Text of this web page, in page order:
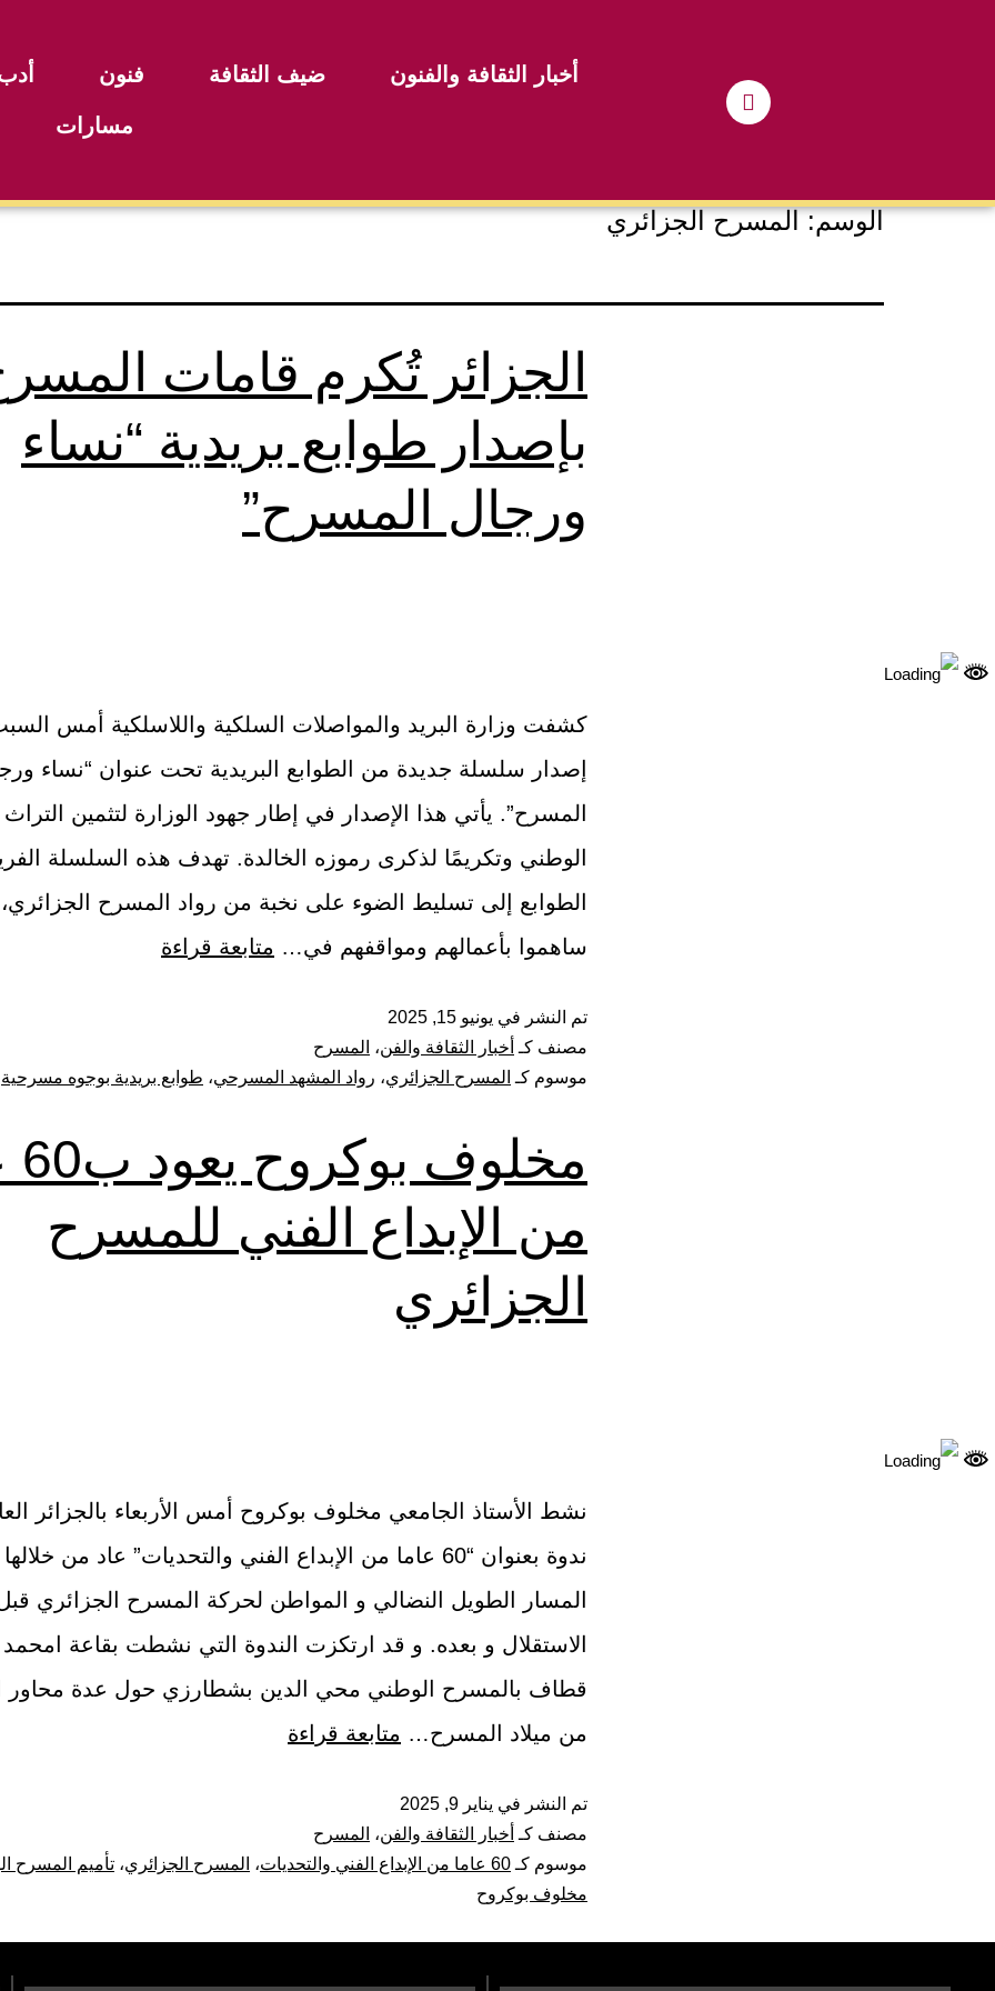
أخبار الثقافة والفنون ضيف الثقافة فنون
مسارات
الوسم:المسرح الجزائري
الجزائر تُكرم قامات
بإصدار طوابع بريدية “نساء
ورجال المسرح”
كشفت وزارة البريد والمواصلات السلكية واللاسلكية أمس
إصدار سلسلة جديدة من الطوابع البريدية تحت عنوان “نساء
المسرح”. يأتي هذا الإصدار في إطار جهود الوزارة لتثمين التراث
الوطني وتكريمًا لذكرى رموزه الخالدة. تهدف هذه السلسلة
الطوابع إلى تسليط الضوء على نخبة من رواد المسرح الجزائري،
ساهموا بأعمالهم ومواقفهم في… متابعة قراءة
تم النشر في يونيو 15, 2025
مصنف كـ أخبار الثقافة والفن، المسرح
موسوم كـ المسرح الجزائري، رواد المشهد المسرحي، طوابع بريدية بوجوه مسرحية
من الإبداع الفني للمسرح
الجزائري
نشط الأستاذ الجامعي مخلوف بوكروح أمس الأربعاء بالجزائر
ندوة بعنوان “60 عاما من الإبداع الفني والتحديات” عاد من
المسار الطويل النضالي و المواطن لحركة المسرح الجزائري
الاستقلال و بعده. و قد ارتكزت الندوة التي نشطت بقاعة
قطاف بالمسرح الوطني محي الدين بشطارزي حول عدة محاور
من ميلاد المسرح… متابعة قراءة
تم النشر في يناير 9, 2025
مصنف كـ أخبار الثقافة والفن، المسرح
موسوم كـ 60 عاما من الإبداع الفني والتحديات ، المسرح الجزائري، تأميم المسرح
مخلوف بوكروح